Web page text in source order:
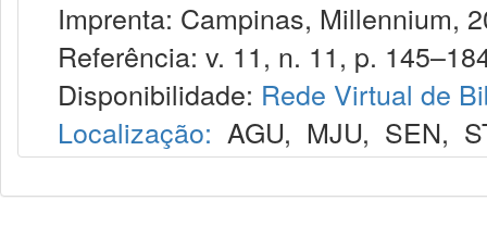
Imprenta: Campinas, Millennium,
Referência: v. 11, n. 11, p.
Disponibilidade: Rede Virtual de
Localização: AGU, MJU, SEN,